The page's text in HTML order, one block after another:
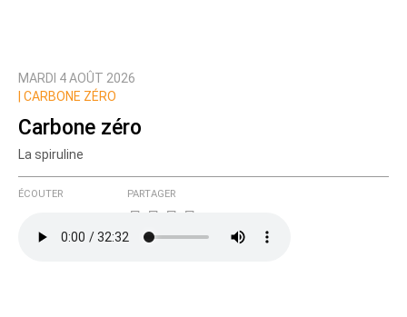
MARDI 4 AOÛT 2026
CARBONE ZÉRO
Carbone zéro
La spiruline
ÉCOUTER PARTAGER